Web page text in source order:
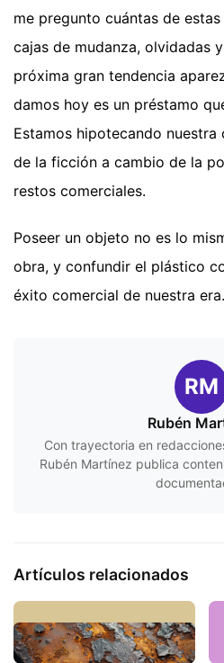
me pregunto cuántas de
cajas de mudanza, olvidadas
próxima gran tendencia
damos hoy es un préstamo
Estamos hipotecando
de la ficción a cambio de la
restos comerciales.
Poseer un objeto no es lo
obra, y confundir el plástico
éxito comercial de nuestra era.
RM
Rubén
Con trayectoria en
Rubén Martínez publica
Artículos relacionados